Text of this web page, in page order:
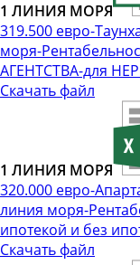
1 ЛИНИЯ МОРЯ
319.500 евро-
моря-
АГЕНТСТВА-для
Скачать файл
1 ЛИНИЯ МОРЯ
320.000 евро-
линия моря-
ипотекой и без
Скачать файл